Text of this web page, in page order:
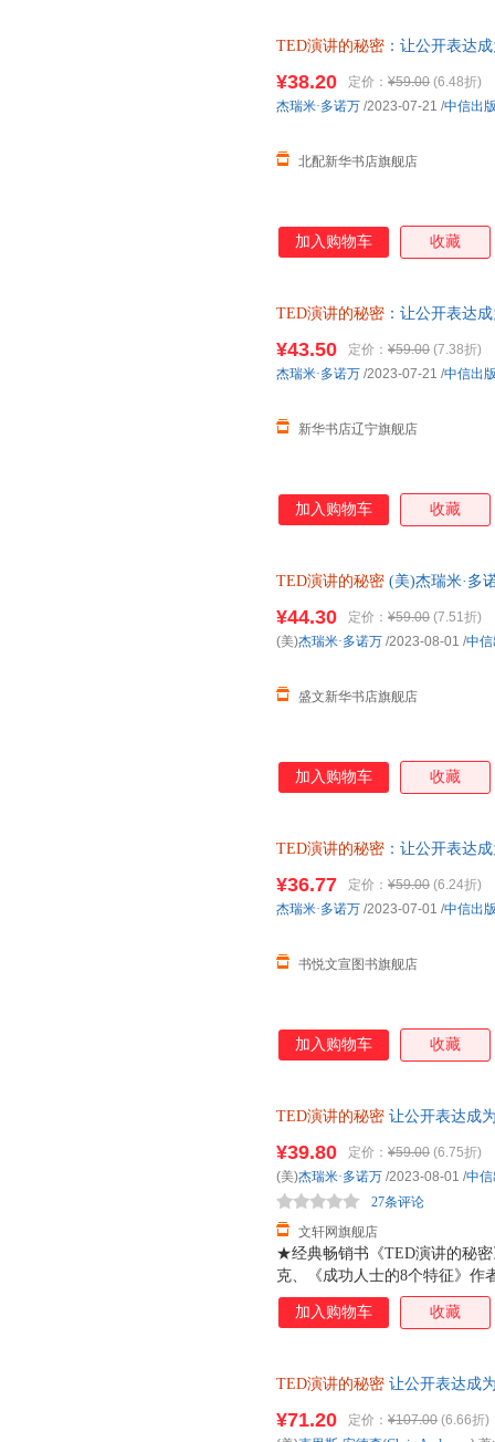
TED演讲的秘密 ：让公开表达
¥38.20 定价： ¥59.00 (6.48折)
北配新华书店旗舰店
杰瑞米·多诺万 /2023-07-21 /中信出
加入购物车 收藏
TED演讲的秘密 ：让公开表达
¥43.50 定价： ¥59.00 (7.38折)
新华书店辽宁旗舰店
杰瑞米·多诺万 /2023-07-21 /中信出
加入购物车 收藏
TED演讲的秘密 (美)杰瑞米·多
¥44.30 定价： ¥59.00 (7.51折)
盛文新华书店旗舰店
(美)杰瑞米·多诺万 /2023-08-01 /中
加入购物车 收藏
TED演讲的秘密 ：让公开表达
发票,放心选购
¥36.77 定价： ¥59.00 (6.24折)
书悦文宣图书旗舰店
杰瑞米·多诺万 /2023-07-01 /中信出
加入购物车 收藏
TED演讲的秘密 让公开表达成
货，85%城市次日达，团购优
★经典畅销书《TED演讲的秘
克、《成功人士的8个特征》
TEDx大会组织者和演讲者、高
过10000小时演讲练习的经验
心，怎样表达才能快速提升个
演讲——如何克服讲话时的害羞
¥39.80 定价： ¥59.00 (6.75折)
文轩网旗舰店
27条评论
(美)杰瑞米·多诺万 /2023-08-01 /中
加入购物车 收藏
TED演讲的秘密 让公开表达成
货，85%城市次日达，团购优
¥71.20 定价： ¥107.00 (6.66折)